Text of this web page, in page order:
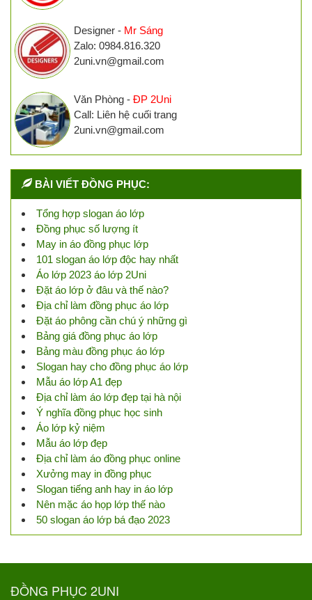
Designer - Mr Sáng
Zalo: 0984.816.320
2uni.vn@gmail.com
Văn Phòng - ĐP 2Uni
Call: Liên hệ cuối trang
2uni.vn@gmail.com
BÀI VIẾT ĐỒNG PHỤC:
Tổng hợp slogan áo lớp
Đồng phục số lượng ít
May in áo đồng phục lớp
101 slogan áo lớp độc hay nhất
Áo lớp 2023 áo lớp 2Uni
Đặt áo lớp ở đâu và thế nào?
Địa chỉ làm đồng phục áo lớp
Đặt áo phông cần chú ý những gì
Bảng giá đồng phục áo lớp
Bảng màu đồng phục áo lớp
Slogan hay cho đồng phục áo lớp
Mẫu áo lớp A1 đẹp
Địa chỉ làm áo lớp đẹp tại hà nội
Ý nghĩa đồng phục học sinh
Áo lớp kỷ niệm
Mẫu áo lớp đẹp
Địa chỉ làm áo đồng phục online
Xưởng may in đồng phục
Slogan tiếng anh hay in áo lớp
Nên mặc áo họp lớp thế nào
50 slogan áo lớp bá đạo 2023
ĐỒNG PHỤC 2UNI